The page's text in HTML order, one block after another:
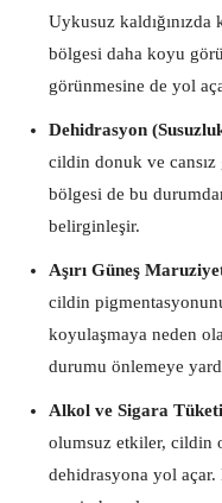
Uykusuz kaldığınızda
bölgesi daha koyu
görünmesine de yol
Dehidrasyon
cildin donuk ve cansız
bölgesi de bu
belirginleşir.
Aşırı Güneş
cildin
koyulaşmaya neden
durumu önlemeye
Alkol ve Sigara
olumsuz etkiler, cildin
dehidrasyona yol açar.